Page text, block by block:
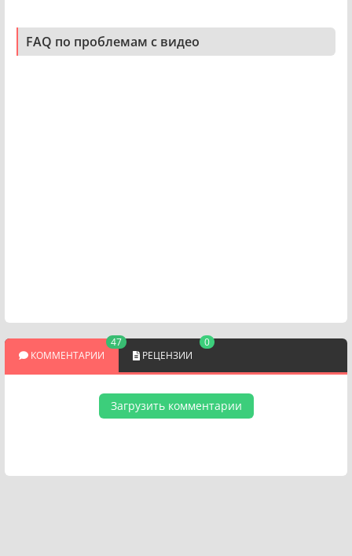
FAQ по проблемам с видео
КОММЕНТАРИИ
47
РЕЦЕНЗИИ
0
Загрузить комментарии